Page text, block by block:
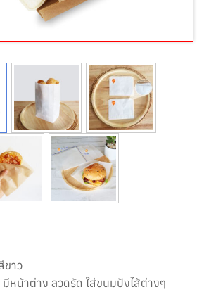
ขาว
หน้าต่าง ลวดรัด ใส่ขนมปังไส้ต่างๆ